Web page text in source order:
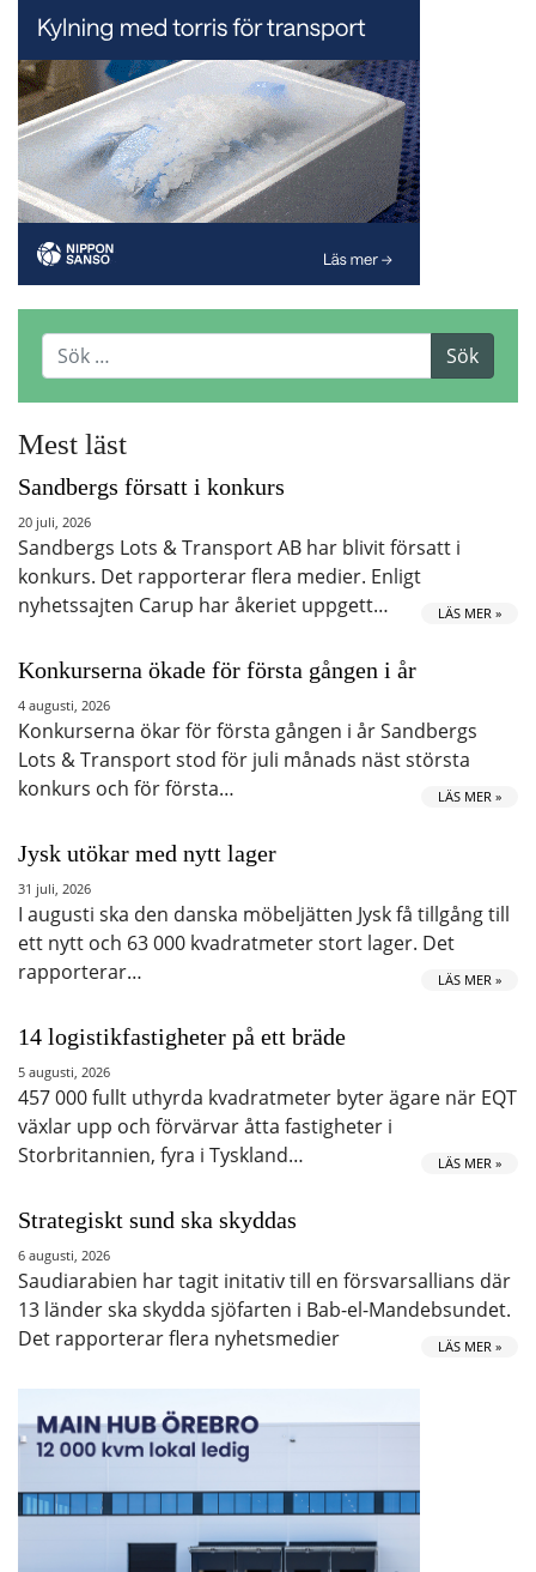
Mest läst
Sandbergs försatt i konkurs
20 juli, 2026
Sandbergs Lots & Transport AB har blivit försatt i
konkurs. Det rapporterar flera medier. Enligt
nyhetssajten Carup har åkeriet uppgett…
LÄS MER »
Konkurserna ökade för första gången i år
4 augusti, 2026
Konkurserna ökar för första gången i år Sandbergs
Lots & Transport stod för juli månads näst största
konkurs och för första…
LÄS MER »
Jysk utökar med nytt lager
31 juli, 2026
I augusti ska den danska möbeljätten Jysk få tillgång till
ett nytt och 63 000 kvadratmeter stort lager. Det
rapporterar…
LÄS MER »
14 logistikfastigheter på ett bräde
5 augusti, 2026
457 000 fullt uthyrda kvadratmeter byter ägare när EQT
växlar upp och förvärvar åtta fastigheter i
Storbritannien, fyra i Tyskland…
LÄS MER »
Strategiskt sund ska skyddas
6 augusti, 2026
Saudiarabien har tagit initativ till en försvarsallians där
13 länder ska skydda sjöfarten i Bab-el-Mandebsundet.
Det rapporterar flera nyhetsmedier
LÄS MER »